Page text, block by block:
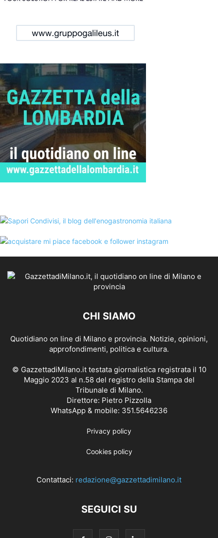
CHI SIAMO
Quotidiano on line di Milano e provincia. Notizie, opinioni,
approfondimenti, politica e cultura.
© GazzettadiMilano.it testata giornalistica registrata il 10
Maggio 2023 al n.58 del registro della Stampa del
Tribunale di Milano.
Direttore: Pietro Pizzolla
WhatsApp & mobile: 351.5646236
Privacy policy
Cookies policy
Contattaci: redazione@gazzettadimilano.it
SEGUICI SU